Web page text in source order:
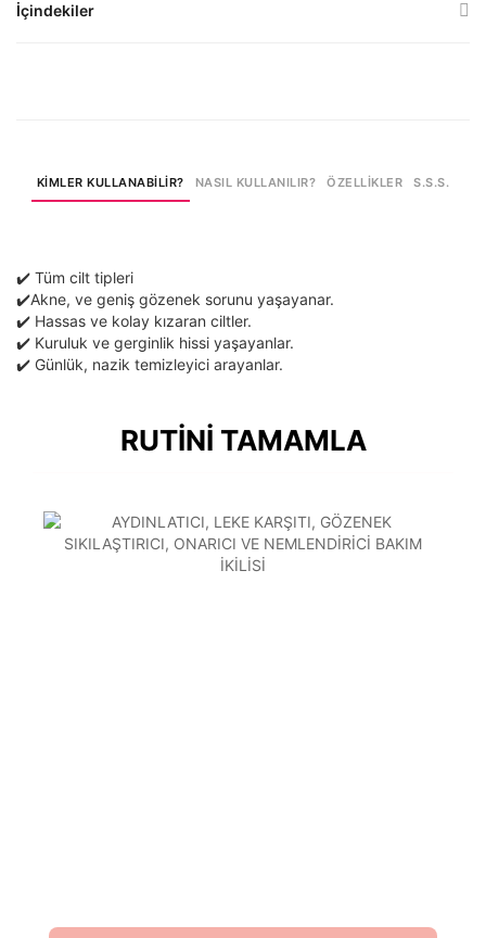
✔️ Salisilik Asit
İçindekiler
KİMLER KULLANABİLİR? NASIL KULLANILIR? ÖZELLİKLER S.S.S.
✔️ Tüm cilt tipleri
✔️Akne, ve geniş gözenek sorunu yaşayanar.
✔️ Hassas ve kolay kızaran ciltler.
✔️ Kuruluk ve gerginlik hissi yaşayanlar.
✔️ Günlük, nazik temizleyici arayanlar.
RUTİNİ TAMAMLA